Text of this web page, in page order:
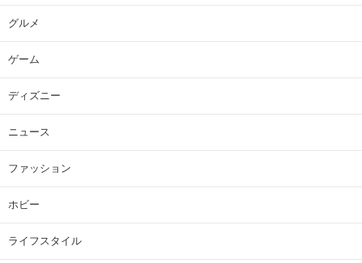
グルメ
ゲーム
ディズニー
ニュース
ファッション
ホビー
ライフスタイル